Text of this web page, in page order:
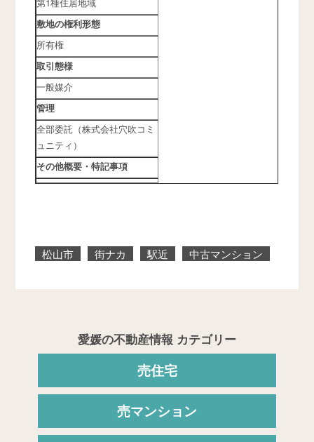
敷地の権利形態
所有権
取引態様
一般媒介
管理
全部委託（株式会社穴吹コミ
ュニティ）
その他概要・特記事項
松山市 街ナカ 駅近 中古マンション
愛媛の不動産情報 カテゴリー
売住宅
売マンション